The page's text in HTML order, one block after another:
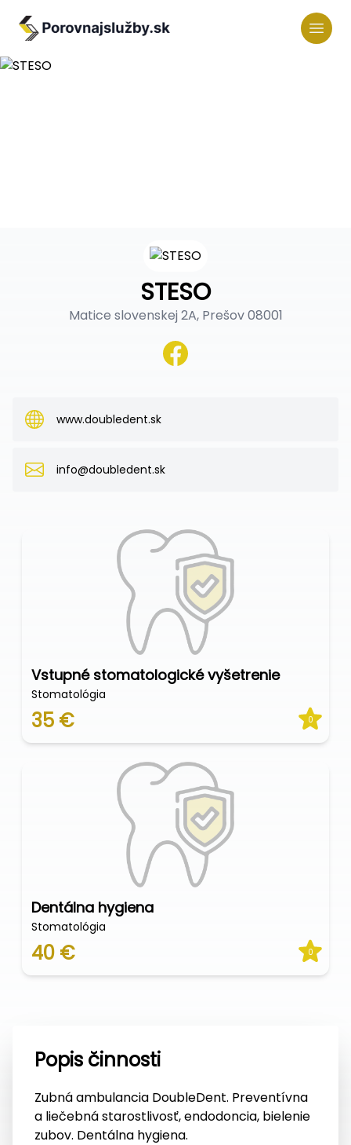
STESO
Matice slovenskej 2A, Prešov 08001
www.doubledent.sk
info@doubledent.sk
Vstupné stomatologické vyšetrenie
Stomatológia
35 € 0
Dentálna hygiena
Stomatológia
40 € 0
Popis činnosti
Zubná ambulancia DoubleDent. Preventívna
a liečebná starostlivosť, endodoncia, bielenie
zubov. Dentálna hygiena.